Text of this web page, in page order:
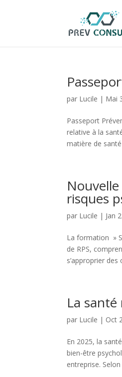
par Lucile | Mai
Passeport
relative à la
matière de
risques
par Lucile | Jan
La formation »
de RPS,
s’approprier des
La
par Lucile | Oct
En 2025, la
bien-être
entreprise. Selon